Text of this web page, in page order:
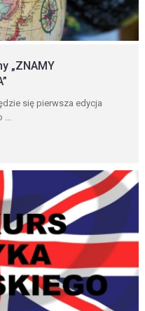
„ZNAMY
się pierwsza edycja
...